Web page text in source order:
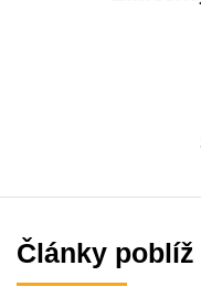
Články poblíž